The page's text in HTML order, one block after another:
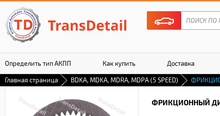
Определить тип АКПП Как купить Доставка
Гарантия
Главная страница BDKA, MDKA, MDRA, MDPA (5 SPEED)
ФРИКЦИОННЫЙ